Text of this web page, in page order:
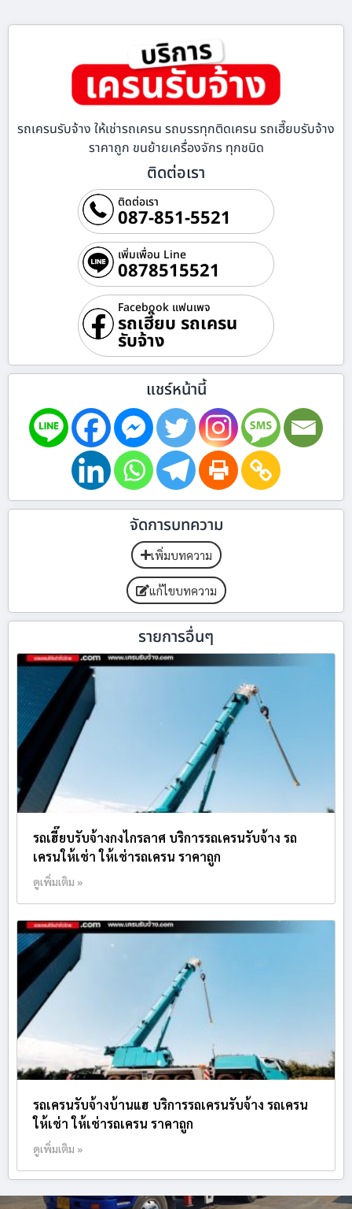
รถเครนรับจ้าง ให้เช่ารถเครน รถบรรทุกติดเครน รถเฮี๊ยบรับจ้าง
ราคาถูก ขนย้ายเครื่องจักร ทุกชนิด
ติดต่อเรา
ติดต่อเรา
087-851-5521
เพิ่มเพื่อน Line
0878515521
Facebook แฟนเพจ
รถเฮี๊ยบ รถเครน
รับจ้าง
แชร์หน้านี้
จัดการบทความ
เพิ่มบทความ
แก้ไขบทความ
รายการอื่นๆ
รถเฮี๊ยบรับจ้างกงไกรลาศ บริการรถเครนรับจ้าง รถ
เครนให้เช่า ให้เช่ารถเครน ราคาถูก
ดูเพิ่มเติม »
รถเครนรับจ้างบ้านแฮ บริการรถเครนรับจ้าง รถเครน
ให้เช่า ให้เช่ารถเครน ราคาถูก
ดูเพิ่มเติม »